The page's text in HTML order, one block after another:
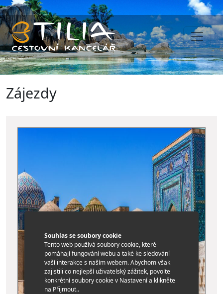
Souhlas se soubory cookie
Tento web používá soubory cookie, které
pomáhají fungování webu a také ke sledování
vaší interakce s naším webem. Abychom však
zajistili co nejlepší uživatelský zážitek, povolte
konkrétní soubory cookie v Nastavení a klikněte
na Přijmout..
Zájezdy